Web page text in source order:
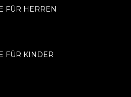
FÜR HERREN
FÜR KINDER